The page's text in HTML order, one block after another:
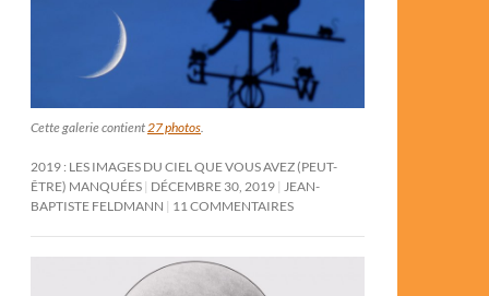
Cette galerie contient27 photos.
2019 : LES IMAGES DU CIEL QUE VOUS AVEZ (PEUT-
ÊTRE) MANQUÉES DÉCEMBRE 30, 2019 JEAN-
BAPTISTE FELDMANN
11 COMMENTAIRES